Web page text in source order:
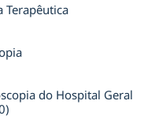
Terapêutica
do Hospital Geral